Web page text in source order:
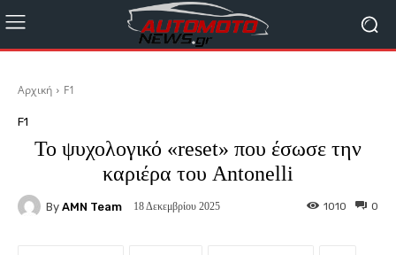
Αρχική F1
F1
To ψυχολογικό «reset» που έσωσε την
καριέρα του Antonelli
By AMN Team 18 Δεκεμβρίου 2025 0
1010